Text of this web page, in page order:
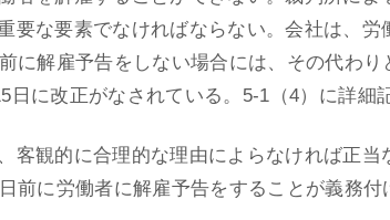
要な要素でなければならない。会社は、
に解雇予告をしない場合には、その代わ
に改正がなされている。5-1（4）に詳細記
客観的に合理的な理由によらなければ正
前に労働者に解雇予告をすることが義務付